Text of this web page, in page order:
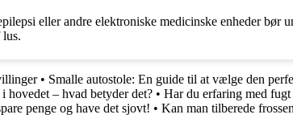
eller andre elektroniske medicinske enheder
• Smalle autostole: En guide til at vælge den
hovedet – hvad betyder det? • Har du erfaring med fugt
penge og have det sjovt! • Kan man tilberede